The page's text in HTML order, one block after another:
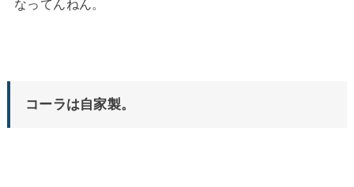
なってんねん。
コーラは自家製。